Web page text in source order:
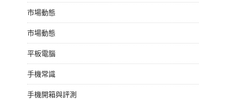
市場動態
市場動態
平板電腦
手機常識
手機開箱與評測